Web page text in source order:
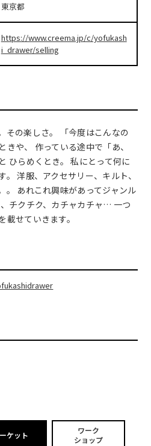
東京都
https://www.creema.jp/c/yofukash
i_drawer/selling
その楽しさ。 「今度はこんなの
や、 作っている途中で「あ、
ひらめくとき。 私にとって何に
洋服、アクセサリー、キルト、
。 あれこれ興味があってジャンル
チクチク、カチャカチャ… 一つ
せていきます。
ケット
ワーク
ショップ